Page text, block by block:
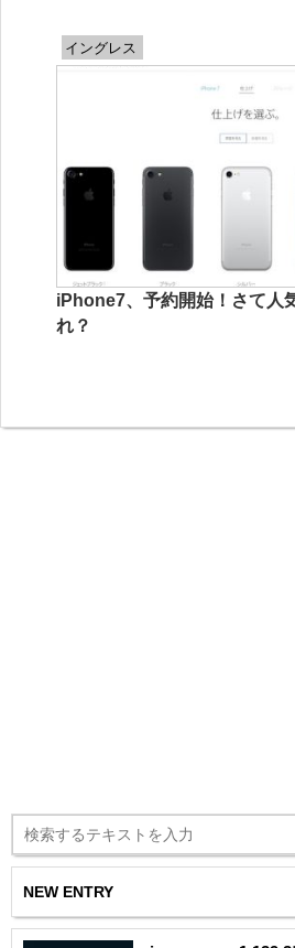
イングレス
iPhone7、予約開始！さて人
れ？
NEW ENTRY